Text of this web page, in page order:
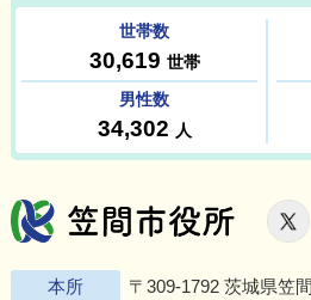
笠
本所 〒309-1792 茨城県笠